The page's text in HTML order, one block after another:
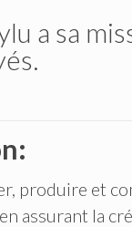
a sa
produire et
assurant la